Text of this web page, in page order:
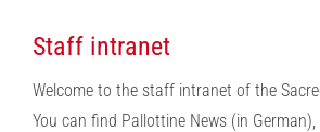
Staff intranet
Welcome to the staff intranet of the
You can find Pallottine News (in